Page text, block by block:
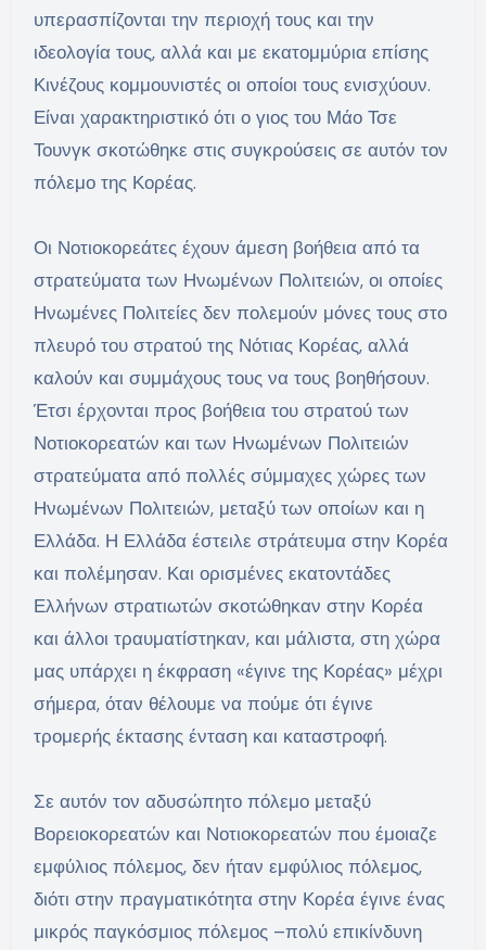
υπερασπίζονται την περιοχή τους και την
ιδεολογία τους, αλλά και με εκατομμύρια επίσης
Κινέζους κομμουνιστές οι οποίοι τους ενισχύουν.
Είναι χαρακτηριστικό ότι ο γιος του Μάο Τσε
Τουνγκ σκοτώθηκε στις συγκρούσεις σε αυτόν τον
πόλεμο της Κορέας.
Οι Νοτιοκορεάτες έχουν άμεση βοήθεια από τα
στρατεύματα των Ηνωμένων Πολιτειών, οι οποίες
Ηνωμένες Πολιτείες δεν πολεμούν μόνες τους στο
πλευρό του στρατού της Νότιας Κορέας, αλλά
καλούν και συμμάχους τους να τους βοηθήσουν.
Έτσι έρχονται προς βοήθεια του στρατού των
Νοτιοκορεατών και των Ηνωμένων Πολιτειών
στρατεύματα από πολλές σύμμαχες χώρες των
Ηνωμένων Πολιτειών, μεταξύ των οποίων και η
Ελλάδα. Η Ελλάδα έστειλε στράτευμα στην Κορέα
και πολέμησαν. Και ορισμένες εκατοντάδες
Ελλήνων στρατιωτών σκοτώθηκαν στην Κορέα
και άλλοι τραυματίστηκαν, και μάλιστα, στη χώρα
μας υπάρχει η έκφραση «έγινε της Κορέας» μέχρι
σήμερα, όταν θέλουμε να πούμε ότι έγινε
τρομερής έκτασης ένταση και καταστροφή.
Σε αυτόν τον αδυσώπητο πόλεμο μεταξύ
Βορειοκορεατών και Νοτιοκορεατών που έμοιαζε
εμφύλιος πόλεμος, δεν ήταν εμφύλιος πόλεμος,
διότι στην πραγματικότητα στην Κορέα έγινε ένας
μικρός παγκόσμιος πόλεμος –πολύ επικίνδυνη